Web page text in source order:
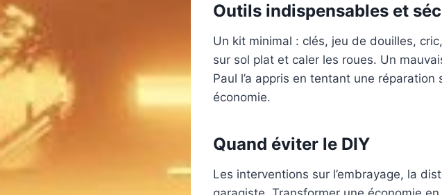
Outils indispensables et
Un kit minimal : clés, jeu de douilles,
sur sol plat et caler les roues. Un
Paul l’a appris en tentant une
économie.
Quand éviter le DIY
Les interventions sur l’embrayage, la